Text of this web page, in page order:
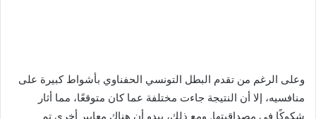
وعلى الرغم من تقدم البطل التونسي الحفناوي بأشواط كبيرة على
منافسيه، إلا أن النتيجة جاءت مختلفة عما كان متوقعًا، مما أثار
شكوكًا في مصداقيتها. ومع ذلك، يبدو أن هناك معايير أخرى تم